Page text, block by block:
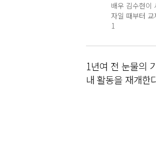
배우 김수현이
자일 때부터
1
1년여 전 눈물의
내 활동을 재개한